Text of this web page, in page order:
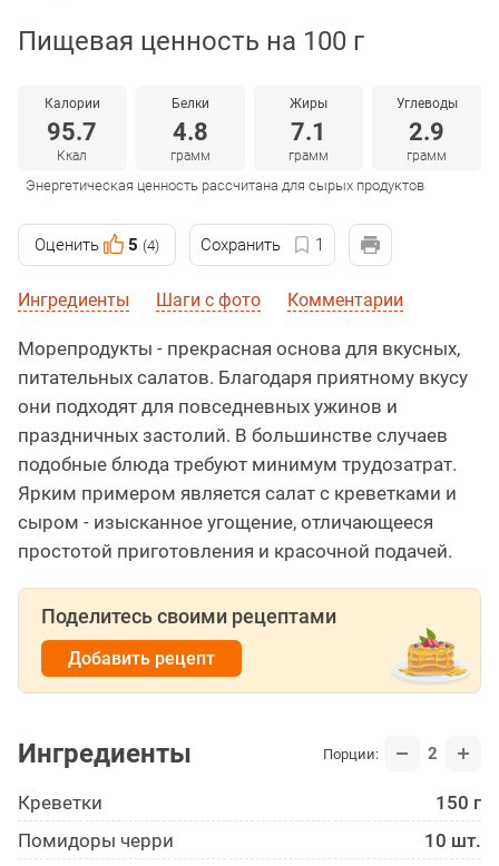
Пищевая ценность на 100 г
Калории
95.7
Ккал
Белки
4.8
грамм
Жиры
7.1
грамм
Углеводы
2.9
грамм
Энергетическая ценность рассчитана для сырых продуктов
Оценить 5 (4) Сохранить 1
Ингредиенты Шаги с фото Комментарии
Морепродукты - прекрасная основа для вкусных,
питательных салатов. Благодаря приятному вкусу
они подходят для повседневных ужинов и
праздничных застолий. В большинстве случаев
подобные блюда требуют минимум трудозатрат.
Ярким примером является салат с креветками и
сыром - изысканное угощение, отличающееся
простотой приготовления и красочной подачей.
Поделитесь своими рецептами
Добавить рецепт
Ингредиенты Порции: 2
Креветки
150 г
Помидоры черри
10 шт.